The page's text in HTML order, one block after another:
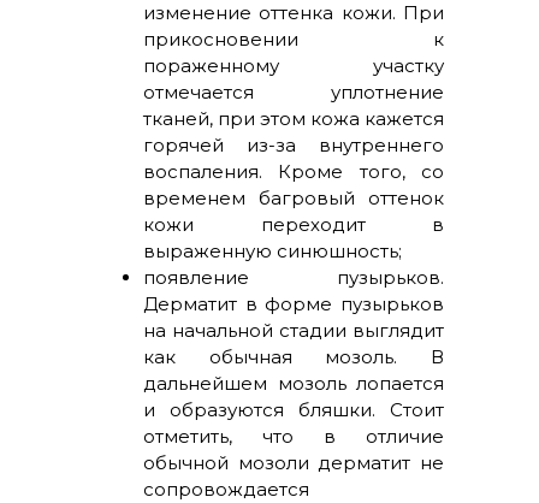
изменение оттенка кожи. При
прикосновении к
пораженному участку
отмечается уплотнение
тканей, при этом кожа кажется
горячей из-за внутреннего
воспаления. Кроме того, со
временем багровый оттенок
кожи переходит в
выраженную синюшность;
появление пузырьков.
Дерматит в форме пузырьков
на начальной стадии выглядит
как обычная мозоль. В
дальнейшем мозоль лопается
и образуются бляшки. Стоит
отметить, что в отличие
обычной мозоли дерматит не
сопровождается